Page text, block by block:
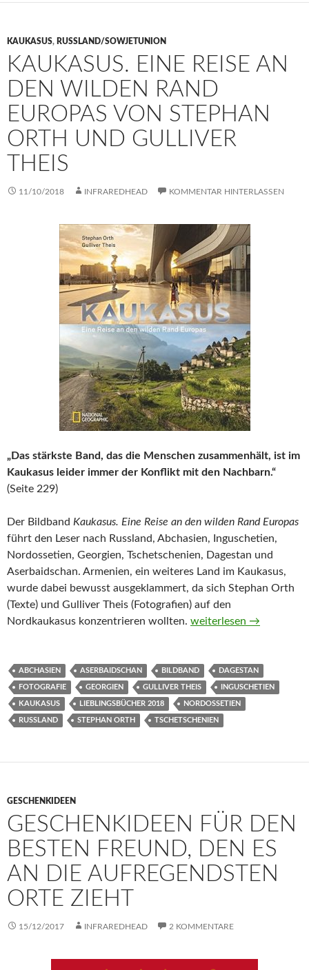
KAUKASUS, RUSSLAND/SOWJETUNION
KAUKASUS. EINE REISE AN
DEN WILDEN RAND
EUROPAS VON STEPHAN
ORTH UND GULLIVER
THEIS
11/10/2018 INFRAREDHEAD KOMMENTAR HINTERLASSEN
„Das stärkste Band, das die Menschen zusammenhält, ist im
Kaukasus leider immer der Konflikt mit den Nachbarn.“
(Seite 229)
Der Bildband Kaukasus. Eine Reise an den wilden Rand Europas
führt den Leser nach Russland, Abchasien, Inguschetien,
Nordossetien, Georgien, Tschetschenien, Dagestan und
Aserbaidschan. Armenien, ein weiteres Land im Kaukasus,
wurde dabei bewusst ausgeklammert, da sich Stephan Orth
(Texte) und Gulliver Theis (Fotografien) auf den
Nordkaukasus konzentrieren wollten. Kaukasus. Eine Reise
weiterlesen →
ABCHASIEN ASERBAIDSCHAN BILDBAND DAGESTAN
FOTOGRAFIE GEORGIEN GULLIVER THEIS INGUSCHETIEN
KAUKASUS LIEBLINGSBÜCHER 2018 NORDOSSETIEN
RUSSLAND STEPHAN ORTH TSCHETSCHENIEN
GESCHENKIDEEN
GESCHENKIDEEN FÜR DEN
BESTEN FREUND, DEN ES
AN DIE AUFREGENDSTEN
ORTE ZIEHT
15/12/2017 INFRAREDHEAD 2 KOMMENTARE